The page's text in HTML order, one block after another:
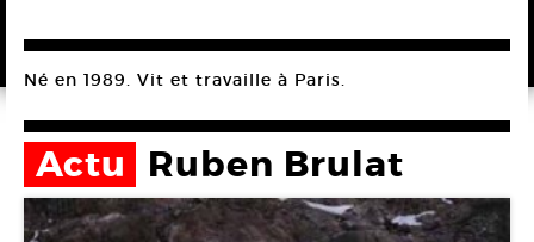
Né en 1989. Vit et travaille à Paris.
Actu Ruben Brulat